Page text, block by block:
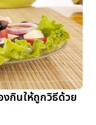
กินให้ถูกวิธีด้วย